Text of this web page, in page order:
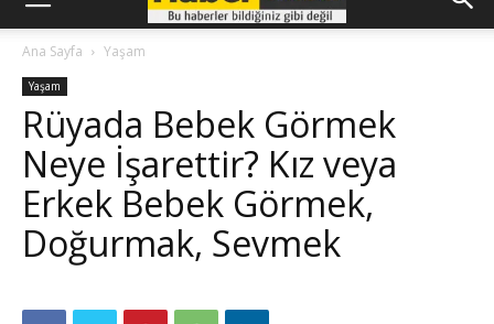
Ana Sayfa Yaşam
Yaşam
Rüyada Bebek Görmek
Neye İşarettir? Kız veya
Erkek Bebek Görmek,
Doğurmak, Sevmek